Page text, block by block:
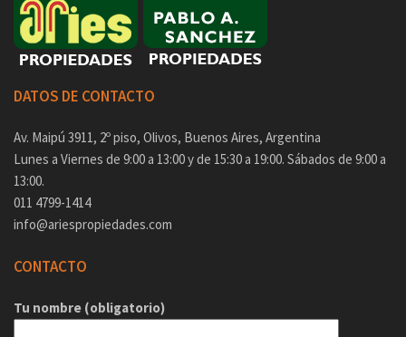
DATOS DE CONTACTO
Av. Maipú 3911, 2º piso, Olivos, Buenos Aires, Argentina
Lunes a Viernes de 9:00 a 13:00 y de 15:30 a 19:00. Sábados de 9:00 a
13:00.
011 4799-1414
info@ariespropiedades.com
CONTACTO
Tu nombre (obligatorio)